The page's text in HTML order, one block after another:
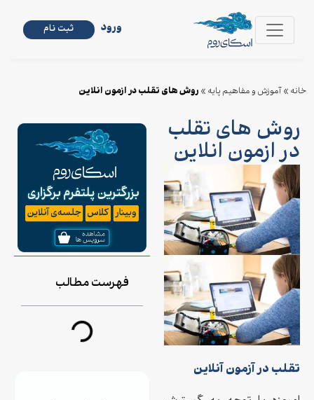
ورود ثبت نام
خانه » آموزش و مفاهیم پایه » روش های تقلب در ازمون انلاین
روش های تقلب
در ازمون انلاین
تقلب در آزمون آنلاین
فهرست مطالب